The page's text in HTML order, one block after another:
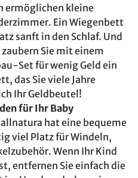
ermöglichen kleine
Ein Wiegenbett
sanft in den Schlaf. Und
Sie mit einem
Set für wenig Geld ein
das Sie viele Jahre
Ihr Geldbeutel!
für Ihr Baby
hat eine bequeme
viel Platz für Windeln,
Wenn Ihr Kind
entfernen Sie einfach die